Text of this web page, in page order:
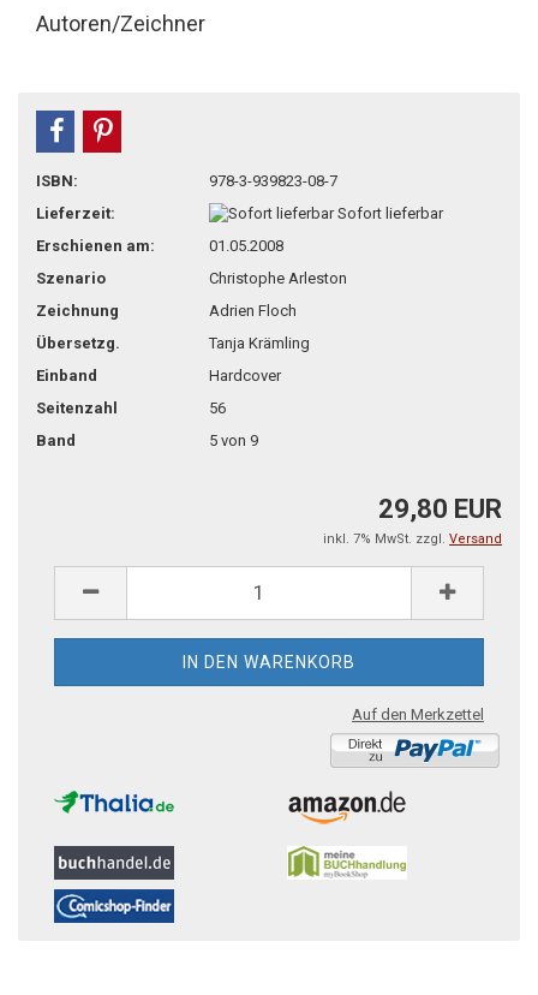
Autoren/Zeichner
teilen
ISBN:
978-3-939823-08-7
Lieferzeit:
Sofort lieferbar
Erschienen am:
01.05.2008
Szenario
Christophe Arleston
Zeichnung
Adrien Floch
Übersetzg.
Tanja Krämling
Einband
Hardcover
Seitenzahl
56
Band
5 von 9
29,80 EUR
inkl. 7% MwSt. zzgl. Versand
Auf den Merkzettel